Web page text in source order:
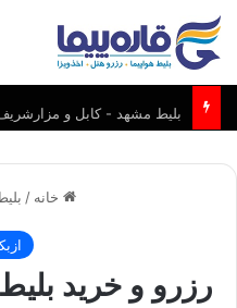
بلیط مشهد - کابل و مزارشریف
خانه /
رزرو و خرید